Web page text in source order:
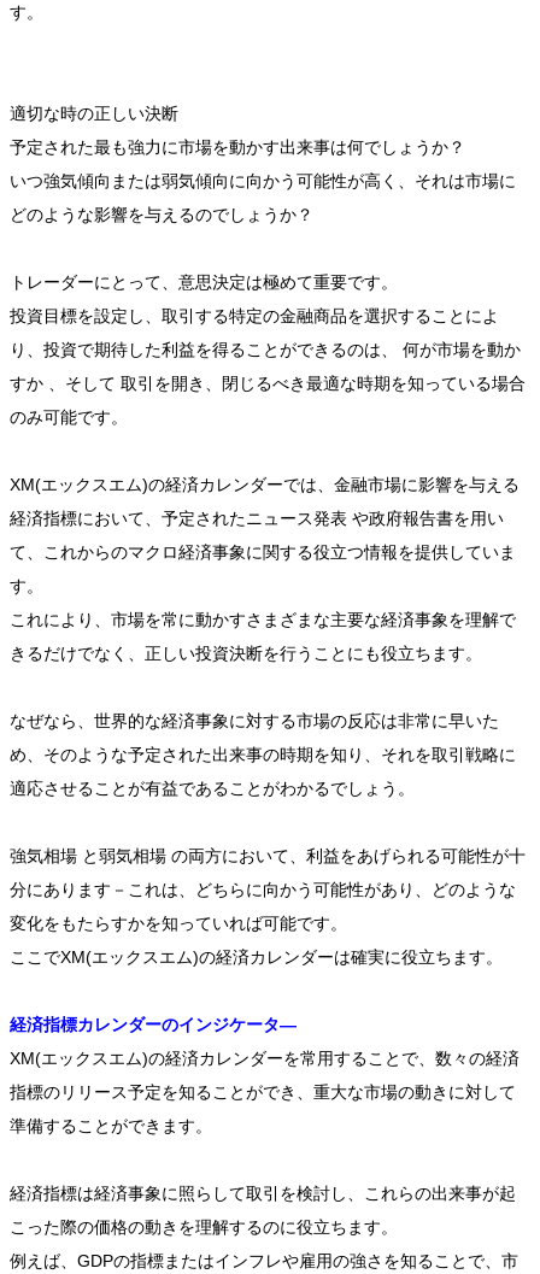
す。
適切な時の正しい決断
予定された最も強力に市場を動かす出来事は何でしょうか？
いつ強気傾向または弱気傾向に向かう可能性が高く、それは市場に
どのような影響を与えるのでしょうか？
トレーダーにとって、意思決定は極めて重要です。
投資目標を設定し、取引する特定の金融商品を選択することによ
り、投資で期待した利益を得ることができるのは、 何が市場を動か
すか 、そして 取引を開き、閉じるべき最適な時期を知っている場合
のみ可能です。
XM(エックスエム)の経済カレンダーでは、金融市場に影響を与える
経済指標において、予定されたニュース発表 や政府報告書を用い
て、これからのマクロ経済事象に関する役立つ情報を提供していま
す。
これにより、市場を常に動かすさまざまな主要な経済事象を理解で
きるだけでなく、正しい投資決断を行うことにも役立ちます。
なぜなら、世界的な経済事象に対する市場の反応は非常に早いた
め、そのような予定された出来事の時期を知り、それを取引戦略に
適応させることが有益であることがわかるでしょう。
強気相場 と弱気相場 の両方において、利益をあげられる可能性が十
分にあります－これは、どちらに向かう可能性があり、どのような
変化をもたらすかを知っていれば可能です。
ここでXM(エックスエム)の経済カレンダーは確実に役立ちます。
経済指標カレンダーのインジケータ―
XM(エックスエム)の経済カレンダーを常用することで、数々の経済
指標のリリース予定を知ることができ、重大な市場の動きに対して
準備することができます。
経済指標は経済事象に照らして取引を検討し、これらの出来事が起
こった際の価格の動きを理解するのに役立ちます。
例えば、GDPの指標またはインフレや雇用の強さを知ることで、市